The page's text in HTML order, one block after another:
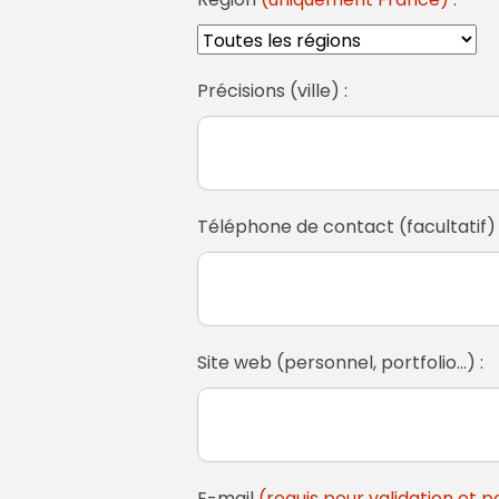
Précisions (ville) :
Téléphone de contact (facultatif)
Site web (personnel, portfolio...) :